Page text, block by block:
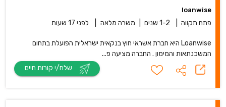
loanwise
פתח תקווה 1-2 שנים משרה מלאה לפני 17 שעות
Loanwise היא חברת אשראי חוץ בנקאית ישראלית הפועלת בתחום
המשכנתאות והמימון . החברה מציעה פ...